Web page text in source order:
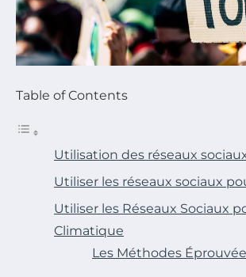
Table of Contents
Utilisation des réseaux
Utiliser les réseaux sociaux
Utiliser les Réseaux Sociaux
Climatique
Les Méthodes